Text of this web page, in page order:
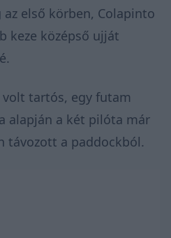
első körben, Colapinto
keze középső ujját
tartós, egy futam
alapján a két pilóta már
távozott a paddockból.